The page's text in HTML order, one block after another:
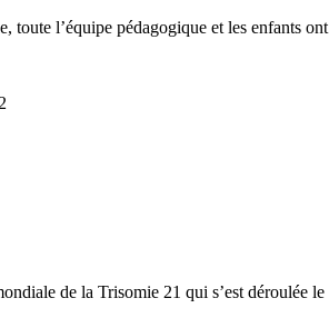
toute l’équipe pédagogique et les enfants
de la Trisomie 21 qui s’est déroulée